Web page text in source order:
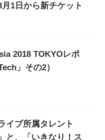
1日から新チケット
2018 TOKYOレポ
」その2）
イブ所属タレント
と、「いきなり！ス